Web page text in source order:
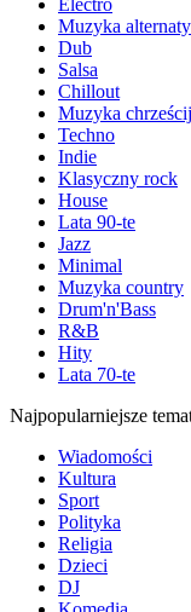
Electro
Muzyka
Dub
Salsa
Chillout
Muzyka
Techno
Indie
Klasyczny rock
House
Lata 90-te
Jazz
Minimal
Muzyka country
Drum'n'Bass
R&B
Hity
Lata 70-te
Najpopularniejsze
Wiadomości
Kultura
Sport
Polityka
Religia
Dzieci
DJ